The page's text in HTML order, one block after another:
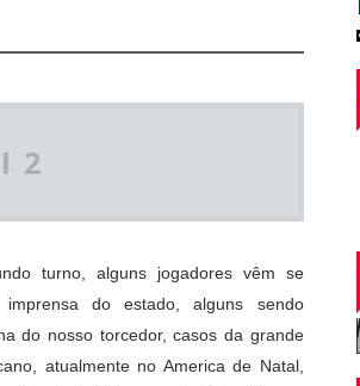
2
turno, alguns jogadores vêm se
do estado, alguns sendo
do nosso torcedor, casos da grande
atualmente no America de Natal,